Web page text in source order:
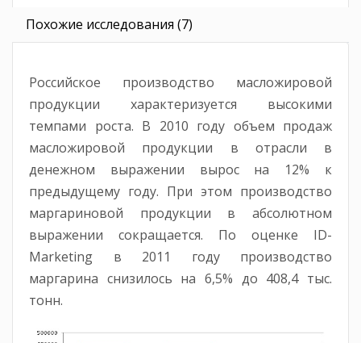
Похожие исследования (7)
Российское производство масложировой
продукции характеризуется высокими
темпами роста. В 2010 году объем продаж
масложировой продукции в отрасли в
денежном выражении вырос на 12% к
предыдущему году. При этом производство
маргариновой продукции в абсолютном
выражении сокращается. По оценке ID-
Marketing в 2011 году производство
маргарина снизилось на 6,5% до 408,4 тыс.
тонн.